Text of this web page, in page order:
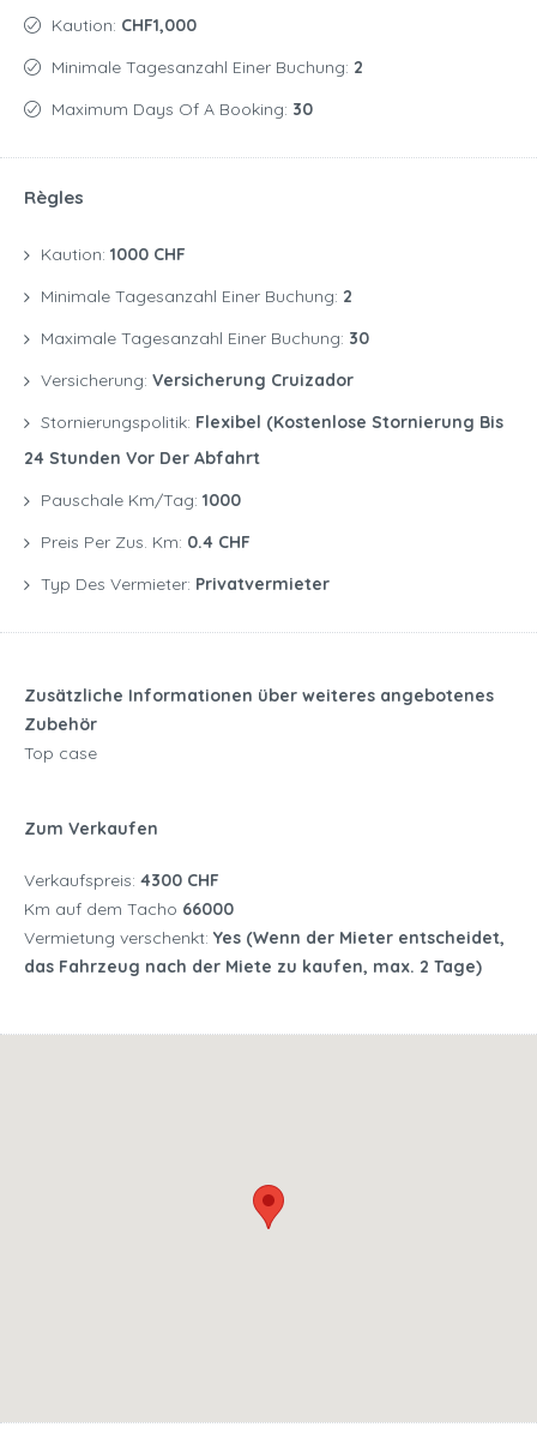
Kaution: CHF1,000
Minimale Tagesanzahl Einer Buchung: 2
Maximum Days Of A Booking: 30
Règles
Kaution: 1000 CHF
Minimale Tagesanzahl Einer Buchung: 2
Maximale Tagesanzahl Einer Buchung: 30
Versicherung: Versicherung Cruizador
Stornierungspolitik: Flexibel (kostenlose Stornierung Bis
24 Stunden Vor Der Abfahrt
Pauschale Km/Tag: 1000
Preis Per Zus. Km: 0.4 CHF
Typ Des Vermieter: Privatvermieter
Zusätzliche Informationen über weiteres angebotenes
Zubehör
Top case
Zum Verkaufen
Verkaufspreis: 4300 CHF
Km auf dem Tacho 66000
Vermietung verschenkt: Yes (Wenn der Mieter entscheidet,
das Fahrzeug nach der Miete zu kaufen, max. 2 Tage)